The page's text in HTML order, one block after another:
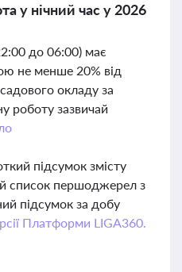
у нічний час у 2026
до 06:00) має
не менше 20% від
окладу за
роботу зазвичай
підсумок змісту
список першоджерел з
підсумок за добу
Платформи LIGA360.